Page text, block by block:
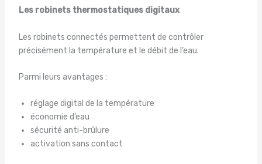
Les robinets thermostatiques digitaux
Les robinets connectés permettent de contrôler
précisément la température et le débit de l’eau.
Parmi leurs avantages :
réglage digital de la température
économie d’eau
sécurité anti-brûlure
activation sans contact